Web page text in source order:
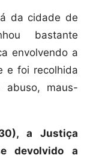
da cidade de
bastante
envolvendo a
e foi recolhida
maus-
a Justiça
devolvido a